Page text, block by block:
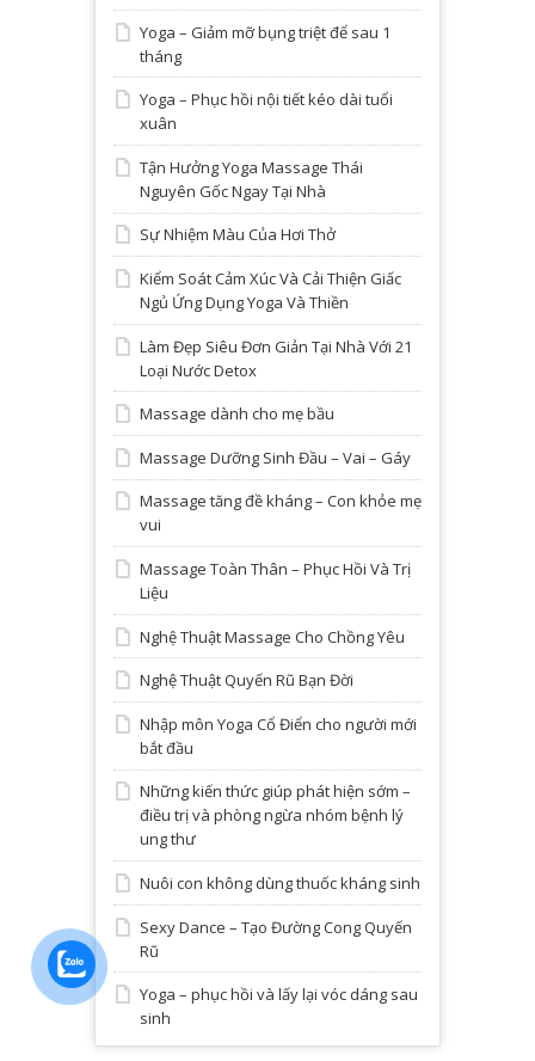
Yoga – Giảm mỡ bụng triệt để sau 1
tháng
Yoga – Phục hồi nội tiết kéo dài tuổi
xuân
Tận Hưởng Yoga Massage Thái
Nguyên Gốc Ngay Tại Nhà
Sự Nhiệm Màu Của Hơi Thở
Kiểm Soát Cảm Xúc Và Cải Thiện Giấc
Ngủ Ứng Dụng Yoga Và Thiền
Làm Đẹp Siêu Đơn Giản Tại Nhà Với 21
Loại Nước Detox
Massage dành cho mẹ bầu
Massage Dưỡng Sinh Đầu – Vai – Gáy
Massage tăng đề kháng – Con khỏe mẹ
vui
Massage Toàn Thân – Phục Hồi Và Trị
Liệu
Nghệ Thuật Massage Cho Chồng Yêu
Nghệ Thuật Quyến Rũ Bạn Đời
Nhập môn Yoga Cổ Điển cho người mới
bắt đầu
Những kiến thức giúp phát hiện sớm –
điều trị và phòng ngừa nhóm bệnh lý
ung thư
Nuôi con không dùng thuốc kháng sinh
Sexy Dance – Tạo Đường Cong Quyến
Rũ
Yoga – phục hồi và lấy lại vóc dáng sau
sinh